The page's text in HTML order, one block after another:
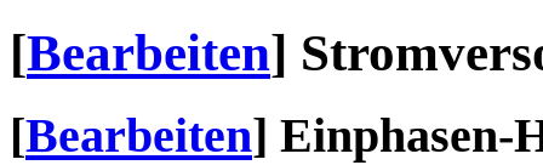
[Bearbeiten]
[Bearbeiten] Einphasen-